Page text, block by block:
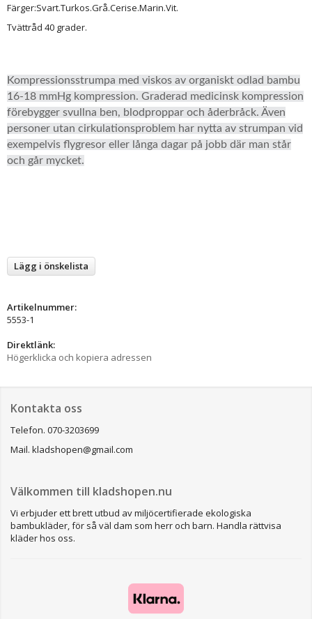
Färger:Svart.Turkos.Grå.Cerise.Marin.Vit.
Tvättråd 40 grader.
Kompressionsstrumpa med viskos av organiskt odlad bambu
16-18 mmHg kompression. Graderad medicinsk kompression
förebygger svullna ben, blodproppar och åderbråck. Även
personer utan cirkulationsproblem har nytta av strumpan vid
exempelvis flygresor eller långa dagar på jobb där man står
och går mycket.
Lägg i önskelista
Artikelnummer:
5553-1
Direktlänk:
Högerklicka och kopiera adressen
Kontakta oss
Telefon. 070-3203699
Mail. kladshopen@gmail.com
Välkommen till kladshopen.nu
Vi erbjuder ett brett utbud av miljöcertifierade ekologiska
bambukläder, för så väl dam som herr och barn. Handla rättvisa
kläder hos oss.